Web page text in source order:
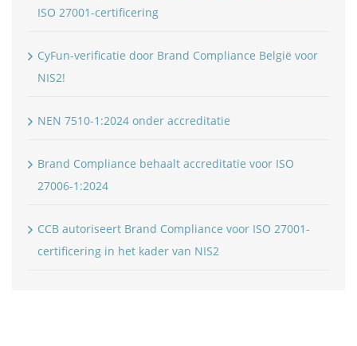
ISO 27001-certificering
CyFun-verificatie door Brand Compliance België voor
NIS2!
NEN 7510-1:2024 onder accreditatie
Brand Compliance behaalt accreditatie voor ISO
27006-1:2024
CCB autoriseert Brand Compliance voor ISO 27001-
certificering in het kader van NIS2